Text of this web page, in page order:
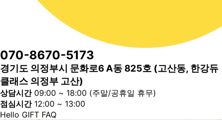
070-8670-5173
경기도 의정부시 문화로6 A동 825호 (고산동, 한강듀
클래스 의정부 고산)
상담시간 09:00 ~ 18:00 (주말/공휴일 휴무)
점심시간 12:00 ~ 13:00
Hello GIFT FAQ